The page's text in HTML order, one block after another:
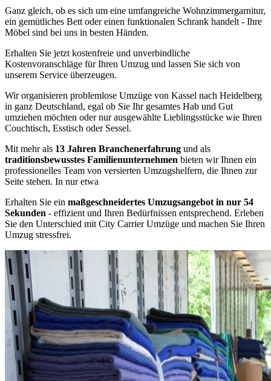
Ganz gleich, ob es sich um eine umfangreiche Wohnzimmergarnitur,
ein gemütliches Bett oder einen funktionalen Schrank handelt - Ihre
Möbel sind bei uns in besten Händen.
Erhalten Sie jetzt kostenfreie und unverbindliche
Kostenvoranschläge für Ihren Umzug und lassen Sie sich von
unserem Service überzeugen.
Wir organisieren problemlose Umzüge von Kassel nach Heidelberg
in ganz Deutschland, egal ob Sie Ihr gesamtes Hab und Gut
umziehen möchten oder nur ausgewählte Lieblingsstücke wie Ihren
Couchtisch, Esstisch oder Sessel.
Mit mehr als 13 Jahren Branchenerfahrung und als
traditionsbewusstes Familienunternehmen bieten wir Ihnen ein
professionelles Team von versierten Umzugshelfern, die Ihnen zur
Seite stehen. In nur etwa
Erhalten Sie ein maßgeschneidertes Umzugsangebot in nur 54
Sekunden - effizient und Ihren Bedürfnissen entsprechend. Erleben
Sie den Unterschied mit City Carrier Umzüge und machen Sie Ihren
Umzug stressfrei.